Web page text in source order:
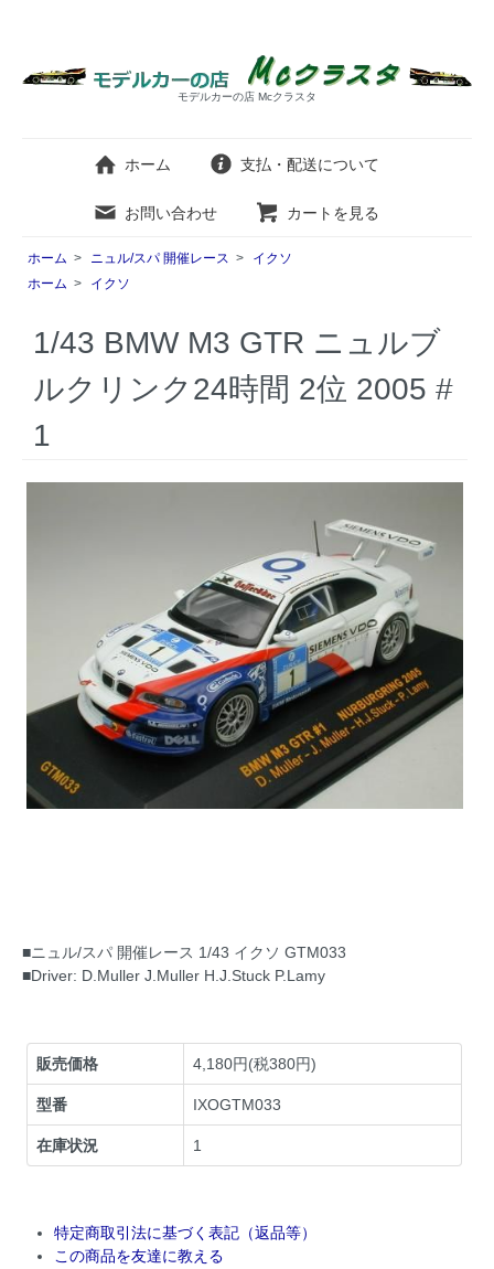
モデルカーの店 Mcクラスタ
ホーム 支払・配送について
お問い合わせ カートを見る
ホーム > ニュル/スパ 開催レース >
イクソ
ホーム > イクソ
1/43 BMW M3 GTR ニュルブ
ルクリンク24時間 2位 2005 #
1
■ニュル/スパ 開催レース 1/43 イクソ GTM033
■Driver: D.Muller J.Muller H.J.Stuck P.Lamy
販売価格 4,180円(税380円)
型番 IXOGTM033
在庫状況 1
特定商取引法に基づく表記（返品等）
この商品を友達に教える